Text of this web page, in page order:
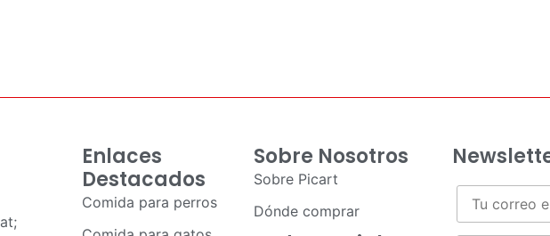
Enlaces
Destacados
Comida para perros
Sobre Nosotros
Sobre Picart
Dónde comprar